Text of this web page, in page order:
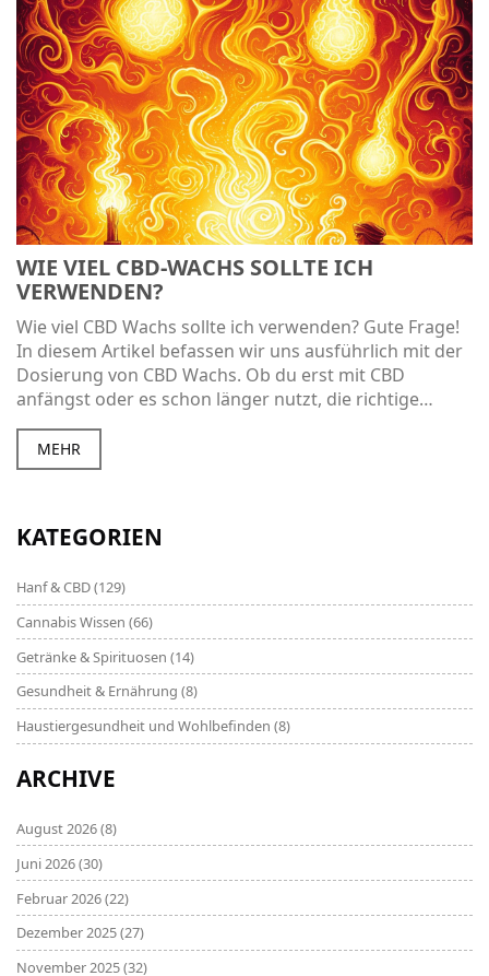
WIE VIEL CBD-WACHS SOLLTE ICH
VERWENDEN?
Wie viel CBD Wachs sollte ich verwenden? Gute Frage!
In diesem Artikel befassen wir uns ausführlich mit der
Dosierung von CBD Wachs. Ob du erst mit CBD
anfängst oder es schon länger nutzt, die richtige
Dosierung kann verwirrend sein. Unser Ziel ist es, dir
einen umfassenden Leitfaden zur Verfügung zu
stellen, damit du die Kontrolle über deine Gesundheit
MEHR
KATEGORIEN
Hanf & CBD(129)
Cannabis Wissen (66)
Getränke & Spirituosen (14)
Gesundheit & Ernährung (8)
Haustiergesundheit und Wohlbefinden (8)
ARCHIVE
August 2026(8)
Juni 2026(30)
Februar 2026(22)
Dezember 2025(27)
November 2025(32)